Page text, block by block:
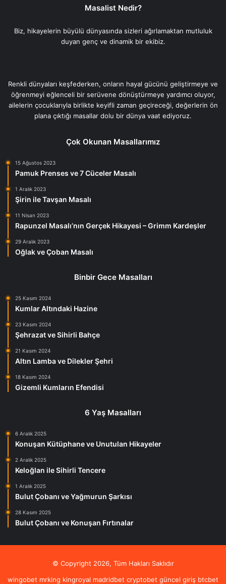
Masalist Nedir?
Biz, hikayelerin büyülü dünyasında sizleri ağırlamaktan mutluluk
duyan genç ve dinamik bir ekibiz.
Renkli dünyaları keşfederken, onların hayal gücünü geliştirmeye ve
öğrenmeyi eğlenceli bir serüvene dönüştürmeye yardımcı oluyor,
ailelerin çocuklarıyla birlikte keyifli zaman geçireceği, değerlerin ön
plana çıktığı masallar dolu bir dünya vaat ediyoruz.
Çok Okunan Masallarımız
15 Ağustos 2023
Pamuk Prenses ve 7 Cüceler Masalı
1 Aralık 2023
Şirin ile Tavşan Masalı
11 Nisan 2023
Rapunzel Masalı’nın Gerçek Hikayesi – Grimm Kardeşler
29 Aralık 2023
Oğlak ve Çoban Masalı
Binbir Gece Masalları
25 Kasım 2024
Kumlar Altındaki Hazine
23 Kasım 2024
Şehrazat ve Sihirli Bahçe
21 Kasım 2024
Altın Lamba ve Dilekler Şehri
18 Kasım 2024
Gizemli Kumların Efendisi
6 Yaş Masalları
6 Aralık 2025
Konuşan Kütüphane ve Unutulan Hikayeler
2 Aralık 2025
Keloğlan ile Sihirli Tencere
1 Aralık 2025
Bulut Çobanı ve Yağmurun Şarkısı
28 Kasım 2025
Bulut Çobanı ve Konuşan Fırtınalar
© Copyright 2026, Tüm Hakları Saklıdır
wingobet mrking kingroyal madridbet cryptobet güncel giriş btcbet